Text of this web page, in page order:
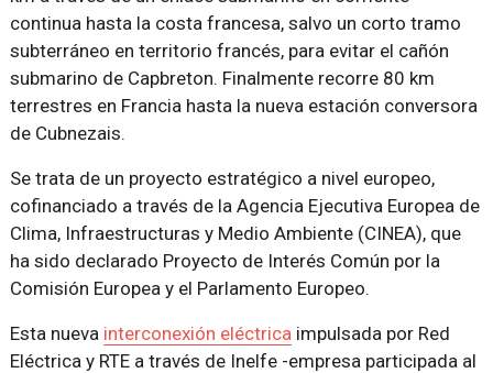
continua hasta la costa francesa, salvo un corto tramo
subterráneo en territorio francés, para evitar el cañón
submarino de Capbreton. Finalmente recorre 80 km
terrestres en Francia hasta la nueva estación conversora
de Cubnezais.
Se trata de un proyecto estratégico a nivel europeo,
cofinanciado a través de la Agencia Ejecutiva Europea de
Clima, Infraestructuras y Medio Ambiente (CINEA), que
ha sido declarado Proyecto de Interés Común por la
Comisión Europea y el Parlamento Europeo.
Esta nueva interconexión eléctrica impulsada por Red
Eléctrica y RTE a través de Inelfe -empresa participada al